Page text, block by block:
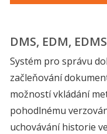
DMS, EDM, EDMS
Systém pro správu
začleňování
možností vkládání
pohodlnému
uchovávání historie